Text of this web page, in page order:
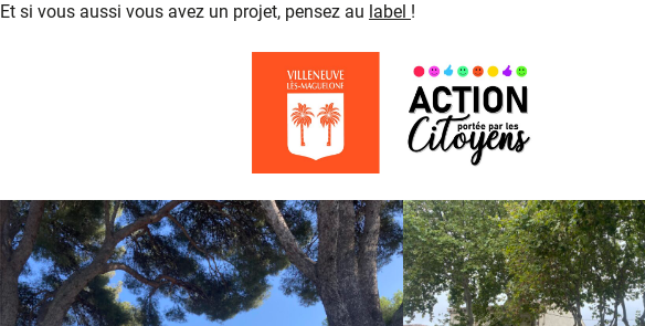
Et si vous aussi vous avez un projet, pensez au label !